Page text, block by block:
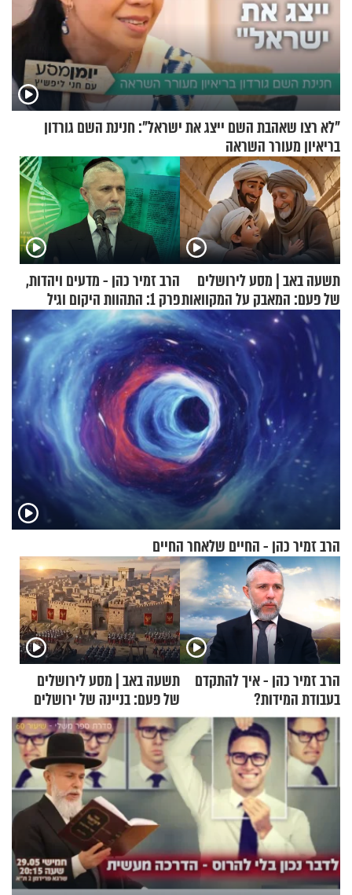
"לא רצו שאהבת השם ייצג את ישראל": חנינת השם גורדון
בריאיון מעורר השראה
תשעה באב | מסע לירושלים
של פעם: המאבק על המקוואות
הרב זמיר כהן - מדעים ויהדות,
פרק 1: התהוות היקום וגיל
העולם
הרב זמיר כהן - החיים שלאחר החיים
הרב זמיר כהן - איך להתקדם
בעבודת המידות?
תשעה באב | מסע לירושלים
של פעם: בניינה של ירושלים